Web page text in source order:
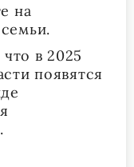
на
в 2025
появятся